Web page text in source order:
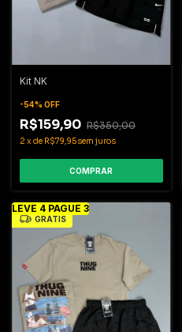
Kit NK
-54% OFF
R$159,90 R$350,00
2 xde R$79,95sem juros
COMPRAR
LEVE 4 PAGUE 3
GRÁTIS